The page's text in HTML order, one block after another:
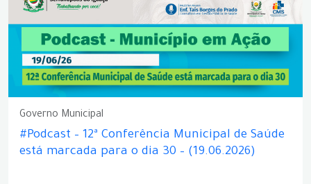
Governo Municipal
#Podcast – 12ª Conferência Municipal de Saúde
está marcada para o dia 30 – (19.06.2026)